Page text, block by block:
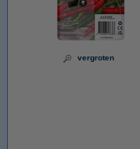
vergroten